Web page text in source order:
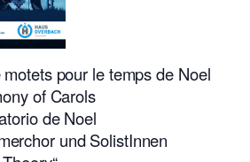
pour le temps de Noel
of Carols
de Noel
und SolistInnen